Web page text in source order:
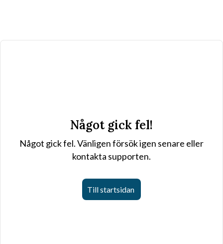
Något gick fel!
Något gick fel. Vänligen försök igen senare eller
kontakta supporten.
Till startsidan